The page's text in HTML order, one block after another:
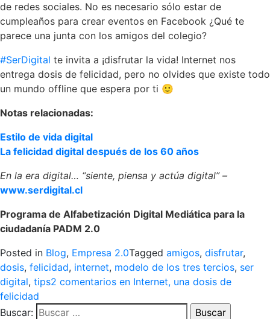
de redes sociales. No es necesario sólo estar de
cumpleaños para crear eventos en Facebook ¿Qué te
parece una junta con los amigos del colegio?
#SerDigital te invita a ¡disfrutar la vida! Internet nos
entrega dosis de felicidad, pero no olvides que existe todo
un mundo offline que espera por ti 🙂
Notas relacionadas:
Estilo de vida digital
La felicidad digital después de los 60 años
En la era digital… “siente, piensa y actúa digital” –
www.serdigital.cl
Programa de Alfabetización Digital Mediática para la
ciudadanía PADM 2.0
Posted in Blog, Empresa 2.0Tagged amigos, disfrutar,
dosis, felicidad, internet, modelo de los tres tercios, ser
digital, tips2 comentarios en Internet, una dosis de
felicidad
Buscar: